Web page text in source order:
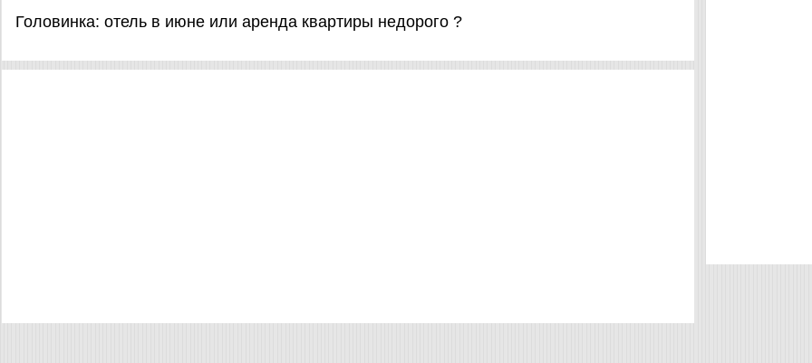
Головинка: отель в июне или аренда квартиры недорого ?